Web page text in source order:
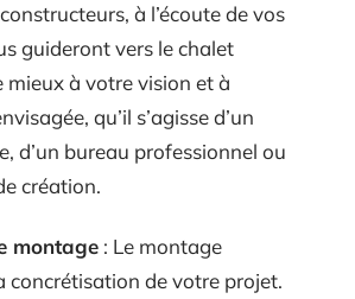
à l’écoute de vos
guideront vers le chalet
mieux à votre vision et à
qu’il s’agisse d’un
d’un bureau professionnel ou
création.
montage : Le montage
concrétisation de votre projet.